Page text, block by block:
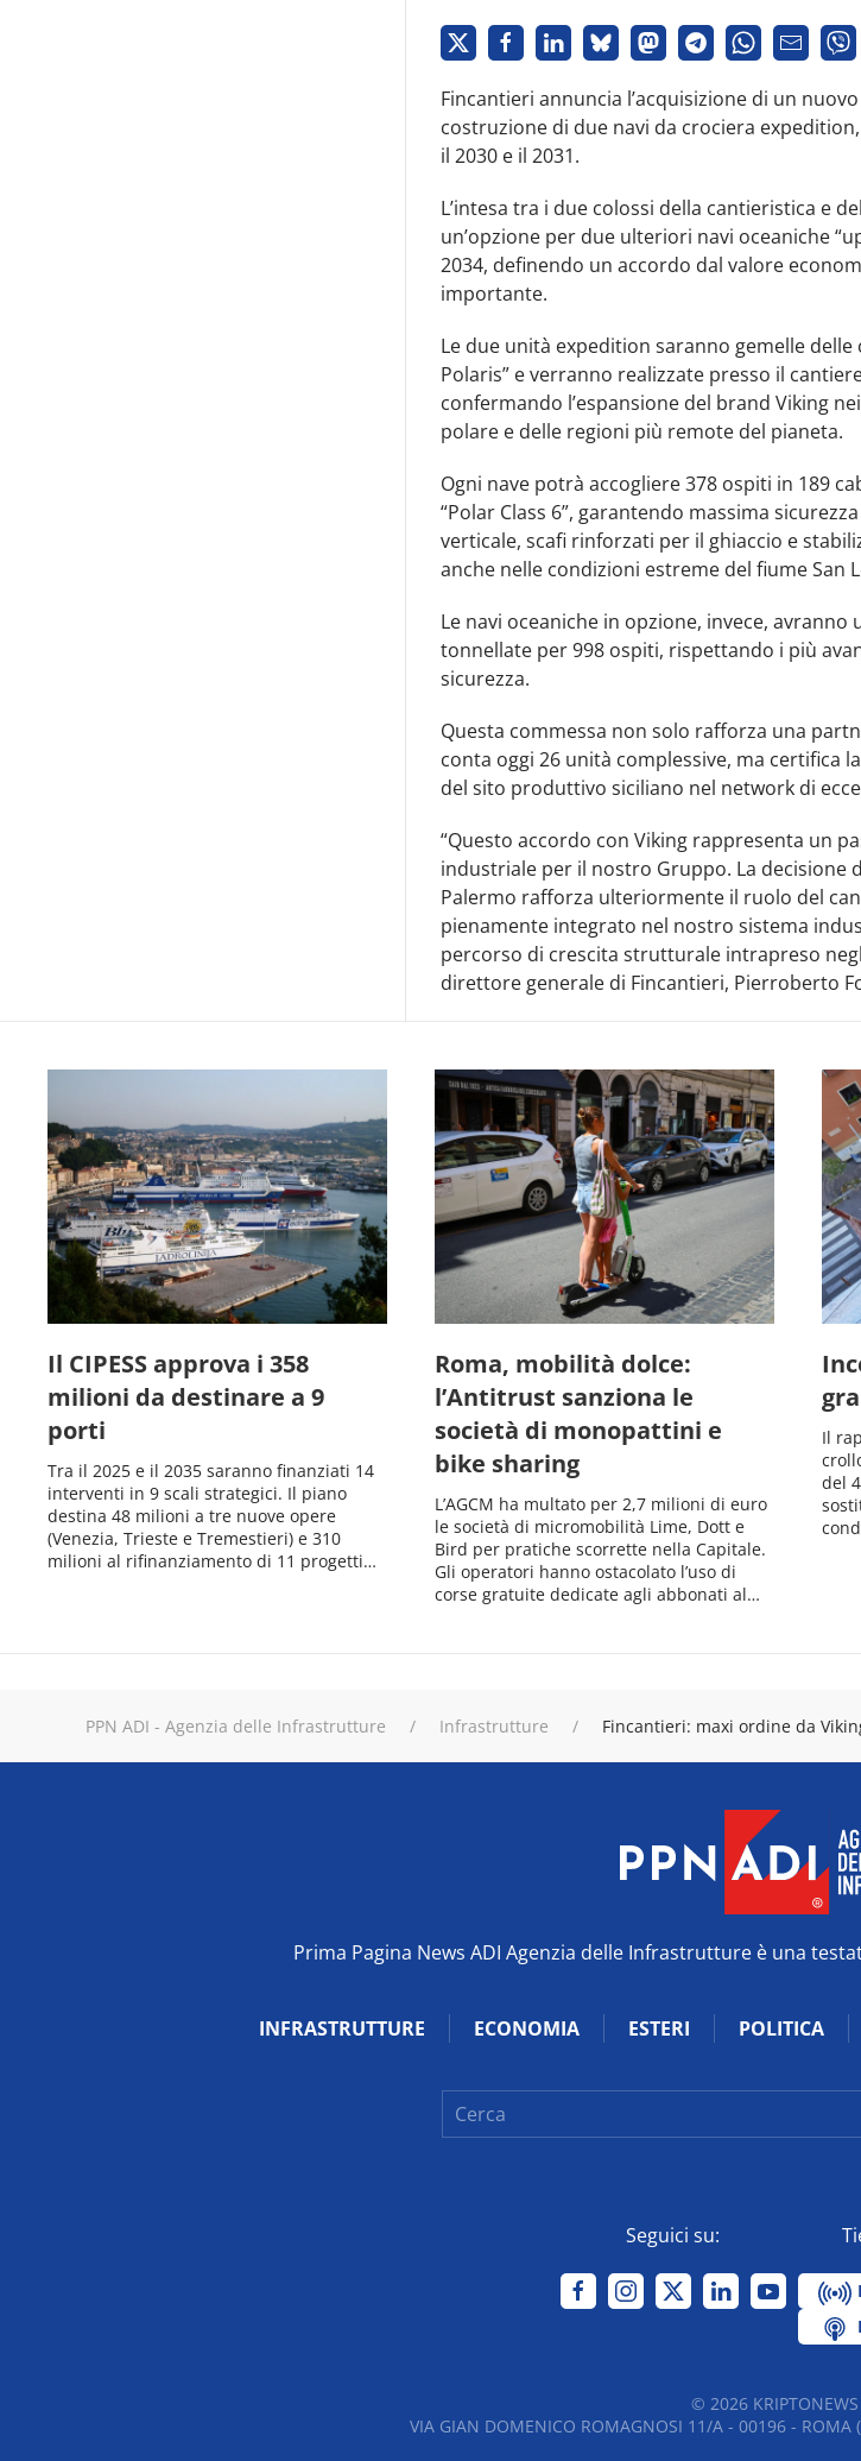
Fincantieri annuncia l’acquisizione di un
costruzione di due navi da crociera
il 2030 e il 2031.
L’intesa tra i due colossi della cantieristica e
un’opzione per due ulteriori navi oceaniche
2034, definendo un accordo dal valore
importante.
Le due unità expedition saranno gemelle delle
Polaris” e verranno realizzate presso il
confermando l’espansione del brand Viking
polare e delle regioni più remote del pianeta.
Ogni nave potrà accogliere 378 ospiti in 189
“Polar Class 6”, garantendo massima
verticale, scafi rinforzati per il ghiaccio e
anche nelle condizioni estreme del fiume San
Le navi oceaniche in opzione, invece, avranno
tonnellate per 998 ospiti, rispettando i più
sicurezza.
Questa commessa non solo rafforza una
conta oggi 26 unità complessive, ma certifica
del sito produttivo siciliano nel network di
“Questo accordo con Viking rappresenta un
industriale per il nostro Gruppo. La decisione
Palermo rafforza ulteriormente il ruolo del
pienamente integrato nel nostro sistema
percorso di crescita strutturale intrapreso
direttore generale di Fincantieri, Pierroberto
Il CIPESS approva i 358
milioni da destinare a 9
porti
Tra il 2025 e il 2035 saranno finanziati 14
interventi in 9 scali strategici. Il piano
destina 48 milioni a tre nuove opere
(Venezia, Trieste e Tremestieri) e 310
milioni al rifinanziamento di 11 progetti…
Roma, mobilità dolce:
l’Antitrust sanziona le
società di monopattini e
bike sharing
L’AGCM ha multato per 2,7 milioni di euro
le società di micromobilità Lime, Dott e
Bird per pratiche scorrette nella Capitale.
Gli operatori hanno ostacolato l’uso di
corse gratuite dedicate agli abbonati al…
Il
del
PPN ADI - Agenzia delle Infrastrutture Infrastrutture Fincantieri: maxi ordine da
Prima Pagina News ADI Agenzia delle Infrastrutture è una
INFRASTRUTTURE ECONOMIA ESTERI POLITICA
Seguici su:
© 2026KRIPTONEWS
VIA GIAN DOMENICO ROMAGNOSI 11/A - 00196 -